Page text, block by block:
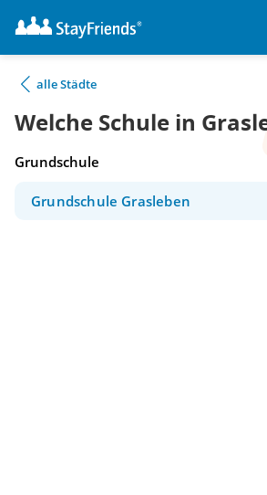
alle Städte
Welche Schule in
Grundschule
Grundschule Grasleben